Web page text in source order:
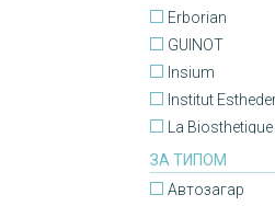
Erborian
GUINOT
Insium
Institut
La
LIGNE ST.
ЗА ТИПОМ
Автозагар